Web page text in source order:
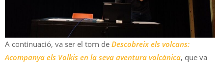
A continuació, va ser el torn de Descobreix els volcans:
Acompanya els Volkis en la seva aventura volcànica, que va